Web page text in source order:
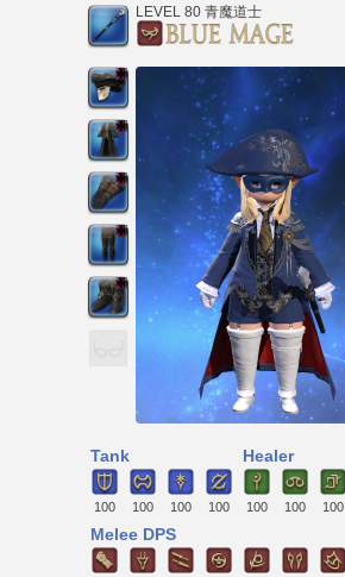
LEVEL 80 青魔道士
Tank
100 100 100 100
Healer
100 100 100
Melee DPS